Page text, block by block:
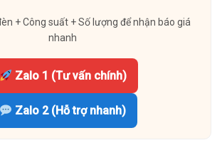
+ Công suất + Số lượng để nhận báo giá
nhanh
Zalo 1 (Tư vấn chính)
Zalo 2 (Hỗ trợ nhanh)